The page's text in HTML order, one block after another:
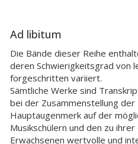
Ad libitum
Die Bände dieser Reihe
deren Schwierigkeitsgrad von
forgeschritten variiert.
Sämtliche Werke sind
bei der Zusammenstellung
Hauptaugenmerk auf der
Musikschülern und den zu
Erwachsenen wertvolle und